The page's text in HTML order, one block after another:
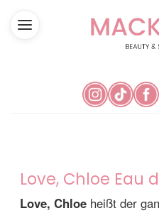
Love, Chloe Eau
Love, Chloe heißt der